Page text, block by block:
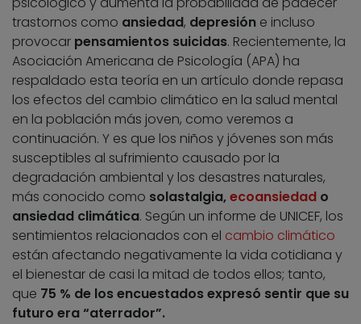
trastornos como ansiedad, depresión e incluso
provocar pensamientos suicidas. Recientemente, la
Asociación Americana de Psicología (APA) ha
respaldado esta teoría en un artículo donde repasa
los efectos del cambio climático en la salud mental
en la población más joven, como veremos a
continuación. Y es que los niños y jóvenes son más
susceptibles al sufrimiento causado por la
degradación ambiental y los desastres naturales,
más conocido como solastalgia,ecoansiedad o
ansiedad climática. Según un informe de UNICEF, los
sentimientos relacionados con el cambio climático
están afectando negativamente la vida cotidiana y
el bienestar de casi la mitad de todos ellos; tanto,
que 75 % de los encuestados expresó sentir que su
futuro era “aterrador”.